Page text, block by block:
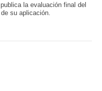
la evaluación final del
su aplicación.